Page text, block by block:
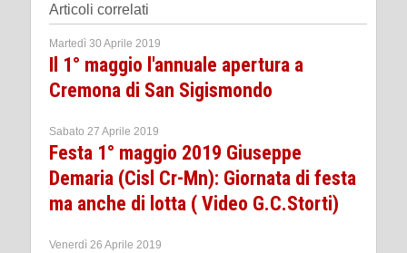
Articoli correlati
Martedì 30 Aprile 2019
Il 1° maggio l'annuale apertura a
Cremona di San Sigismondo
Sabato 27 Aprile 2019
Festa 1° maggio 2019 Giuseppe
Demaria (Cisl Cr-Mn): Giornata di festa
ma anche di lotta ( Video G.C.Storti)
Venerdì 26 Aprile 2019